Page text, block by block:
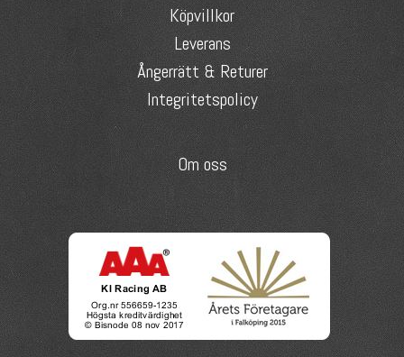
Köpvillkor
Leverans
Ångerrätt & Returer
Integritetspolicy
Om oss